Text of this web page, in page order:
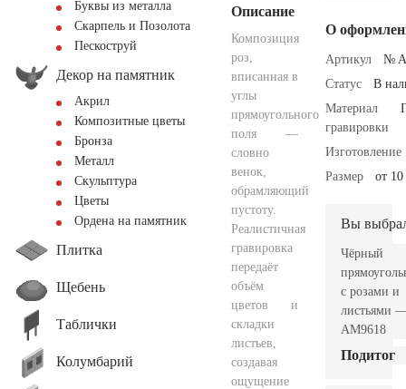
Буквы из металла
Скарпель и Позолота
Пескоструй
Декор на памятник
Акрил
Композитные цветы
Бронза
Металл
Скульптура
Цветы
Ордена на памятник
Плитка
Щебень
Таблички
Колумбарий
Описание
Композиция
роз,
вписанная в
углы
прямоугольного
поля —
словно
венок,
обрамляющий
пустоту.
Реалистичная
гравировка
передаёт
объём
цветов и
складки
листьев,
создавая
ощущение
О
Артикул
№
Статус
В
Материал
гравировки
Изготовление
Размер
от
Вы
Чёрный
с розами и
листьями
AM9618
Подитог